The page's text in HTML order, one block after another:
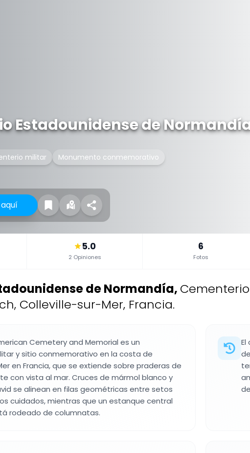
Estadounidense de
militar Monumento conmemorativo
5.0
2 Opiniones
6
Fotos
de Normandía,
Colleville-sur-Mer, Francia.
Cemetery and Memorial es un
y sitio conmemorativo en la costa de
en Francia, que se extiende sobre praderas de
con vista al mar. Cruces de mármol blanco y
se alinean en filas geométricas entre setos
cuidados, mientras que un estanque central
rodeado de columnatas.